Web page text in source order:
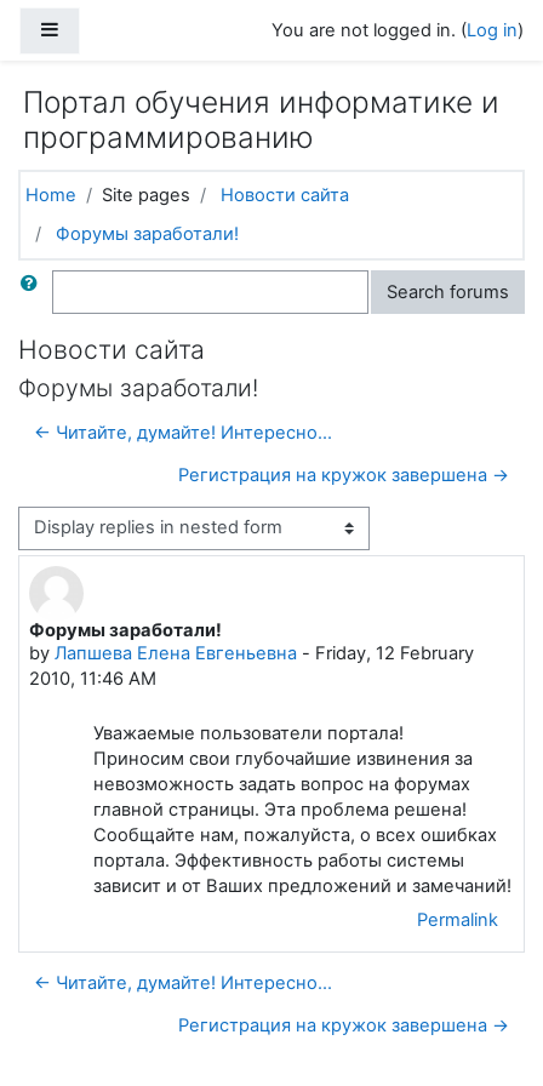
You are not logged in. (Log in)
Портал обучения информатике и
программированию
Home Site pages
Новости сайта
Форумы заработали!
Search Search forums
Новости сайта
Форумы заработали!
← Читайте, думайте! Интересно...
Регистрация на кружок завершена →
Display mode
Форумы заработали!
by Лапшева Елена Евгеньевна - Friday, 12 February
2010, 11:46 AM
Number of replies: 0
Уважаемые пользователи портала!
Приносим свои глубочайшие извинения за
невозможность задать вопрос на форумах
главной страницы. Эта проблема решена!
Сообщайте нам, пожалуйста, о всех ошибках
портала. Эффективность работы системы
зависит и от Ваших предложений и замечаний!
Permalink
← Читайте, думайте! Интересно...
Регистрация на кружок завершена →